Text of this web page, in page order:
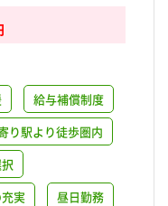
給与補償制度
り駅より徒歩圏内
実
昼日勤務